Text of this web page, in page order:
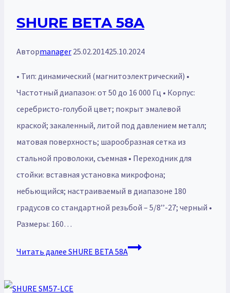
SHURE BETA 58A
Авторmanager 25.02.201425.10.2024
• Тип: динамический (магнитоэлектрический) •
Частотный диапазон: от 50 до 16 000 Гц • Корпус:
серебристо-голубой цвет; покрыт эмалевой
краской; закаленный, литой под давлением металл;
матовая поверхность; шарообразная сетка из
стальной проволоки, съемная • Переходник для
стойки: вставная установка микрофона;
небьющийся; настраиваемый в диапазоне 180
градусов со стандартной резьбой – 5/8’’-27; черный •
Размеры: 160…
Читать далее SHURE BETA 58A